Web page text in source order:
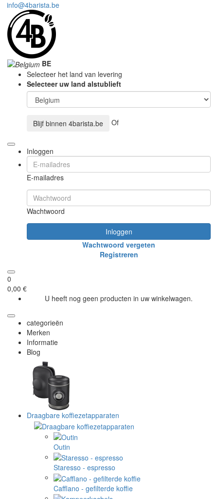
info@4barista.be
BE
Selecteer het land van levering
Selecteer uw land alstublieft
Blijf binnen 4barista.be Of
Inloggen
E-mailadres
Wachtwoord
Inloggen
Wachtwoord vergeten
Registreren
0
0,00 €
U heeft nog geen producten in uw winkelwagen.
categorieën
Merken
Informatie
Blog
Draagbare koffiezetapparaten
Outin
Staresso - espresso
Cafflano - gefilterde koffie